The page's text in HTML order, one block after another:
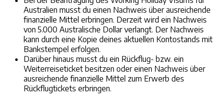
Australien musst du einen Nachweis über ausreichende
finanzielle Mittel erbringen. Derzeit wird ein Nachweis
von 5.000 Australische Dollar verlangt. Der Nachweis
kann durch eine Kopie deines aktuellen Kontostands mit
Bankstempel erfolgen.
Darüber hinaus musst du ein Rückflug- bzw. ein
Weiterreiseticket besitzen oder einen Nachweis über
ausreichende finanzielle Mittel zum Erwerb des
Rückflugtickets erbringen.